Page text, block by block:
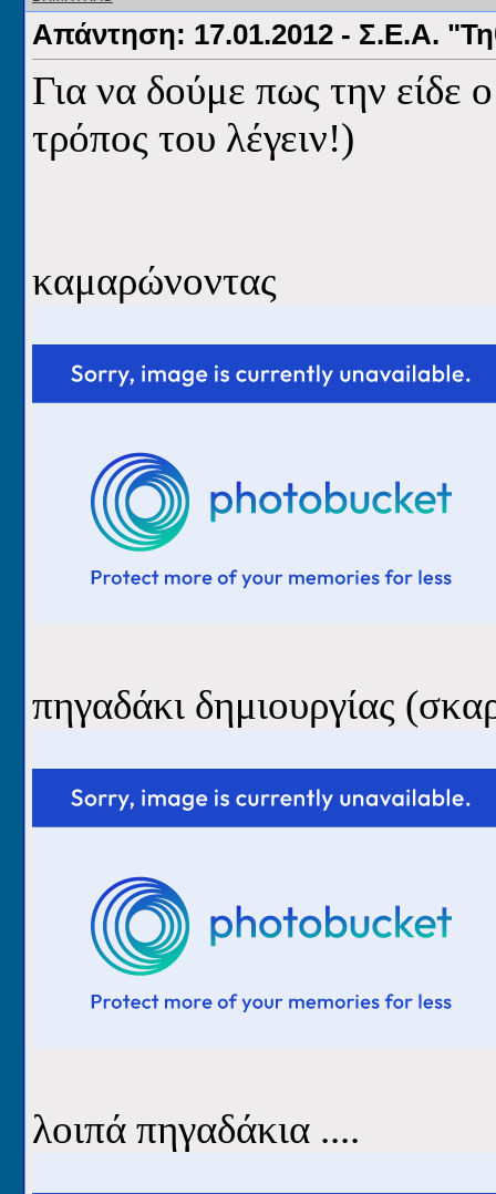
Απάντηση: 17.01.2012 - Σ.Ε.Α.
Για να δούμε πως την
τρόπος του λέγειν!)
καμαρώνοντας
πηγαδάκι δημιουργίας
λοιπά πηγαδάκια ....